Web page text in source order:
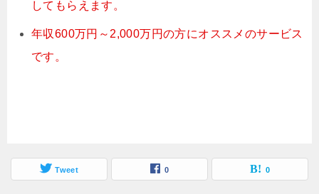
してもらえます。
年収600万円～2,000万円の方にオススメのサービス
です。
Tweet 0 0